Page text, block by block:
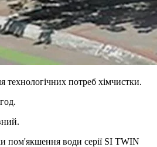
технологічних потреб хімчистки.
пом'якшення води серії SI TWIN